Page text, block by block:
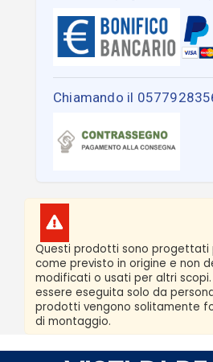
Chiamando il
Questi prodotti sono progettati
come previsto in origine e non
modificati o usati per altri
essere eseguita solo da
prodotti vengono solitamente
di montaggio.